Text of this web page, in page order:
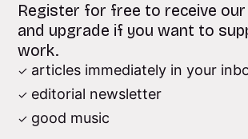
Register for free to receive
and upgrade if you want to
work.
articles immediately in your
editorial newsletter
good music